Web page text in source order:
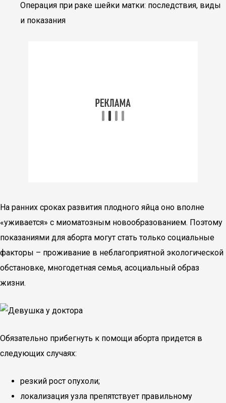
Операция при раке шейки матки: последствия, виды
и показания
На ранних сроках развития плодного яйца оно вполне
«уживается» с миоматозным новообразованием. Поэтому
показаниями для аборта могут стать только социальные
факторы – проживание в неблагоприятной экологической
обстановке, многодетная семья, асоциальный образ
жизни.
Обязательно прибегнуть к помощи аборта придется в
следующих случаях:
резкий рост опухоли;
локализация узла препятствует правильному